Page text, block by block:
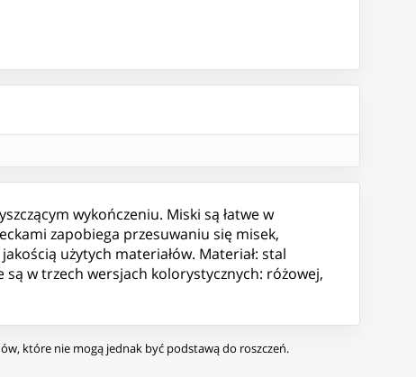
wykończeniu. Miski są łatwe w
zapobiega przesuwaniu się misek,
użytych materiałów. Materiał: stal
w trzech wersjach kolorystycznych: różowej,
które nie mogą jednak być podstawą do roszczeń.